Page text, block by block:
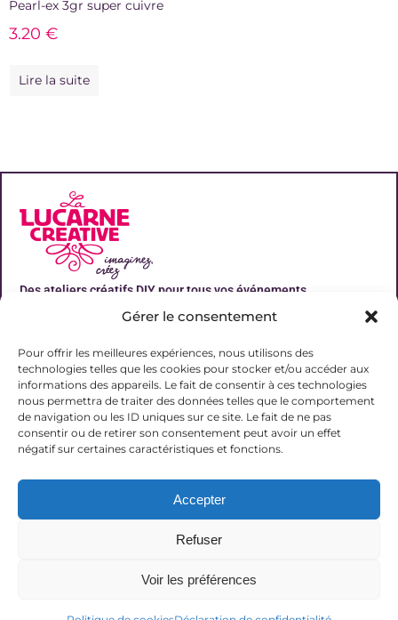
Gérer le consentement
Pour offrir les meilleures expériences, nous utilisons des
technologies telles que les cookies pour stocker et/ou accéder aux
informations des appareils. Le fait de consentir à ces technologies
nous permettra de traiter des données telles que le comportement
de navigation ou les ID uniques sur ce site. Le fait de ne pas
consentir ou de retirer son consentement peut avoir un effet
négatif sur certaines caractéristiques et fonctions.
Accepter
Refuser
Voir les préférences
Pearl-ex 3gr super cuivre
3.20 €
Lire la suite
Des ateliers créatifs DIY pour tous vos événements
Liens utiles
Contact
06 31 19 51 92
contact@lalucarnecreative.fr
77700 Magny le Hongre